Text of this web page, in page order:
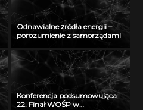
Odnawialne żródła energii –
porozumienie z samorządami
Konferencja podsumowująca
22. Finał WOŚP w